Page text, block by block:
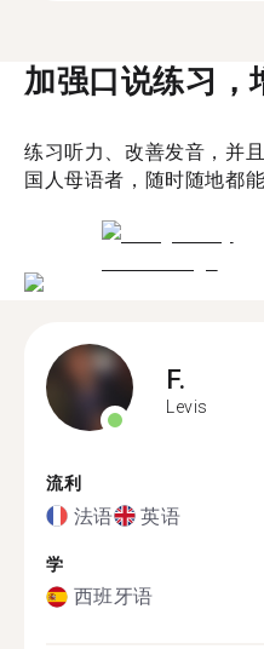
加强口说练习，
练习听力、改善发音，并
国人母语者，随时随地都
F.
Levis
流利
法语 英语
学
西班牙语